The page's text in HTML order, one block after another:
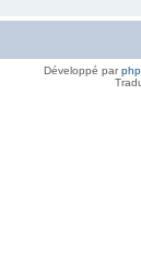
Développé par